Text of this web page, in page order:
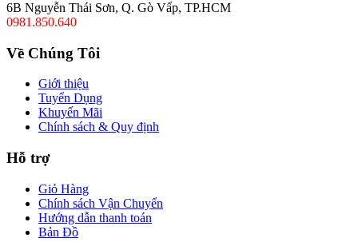
6B Nguyễn Thái Sơn, Q. Gò Vấp, TP.HCM
0981.850.640
Về Chúng Tôi
Giới thiệu
Tuyển Dụng
Khuyến Mãi
Chính sách & Quy định
Hỗ trợ
Giỏ Hàng
Chính sách Vận Chuyển
Hướng dẫn thanh toán
Bản Đồ